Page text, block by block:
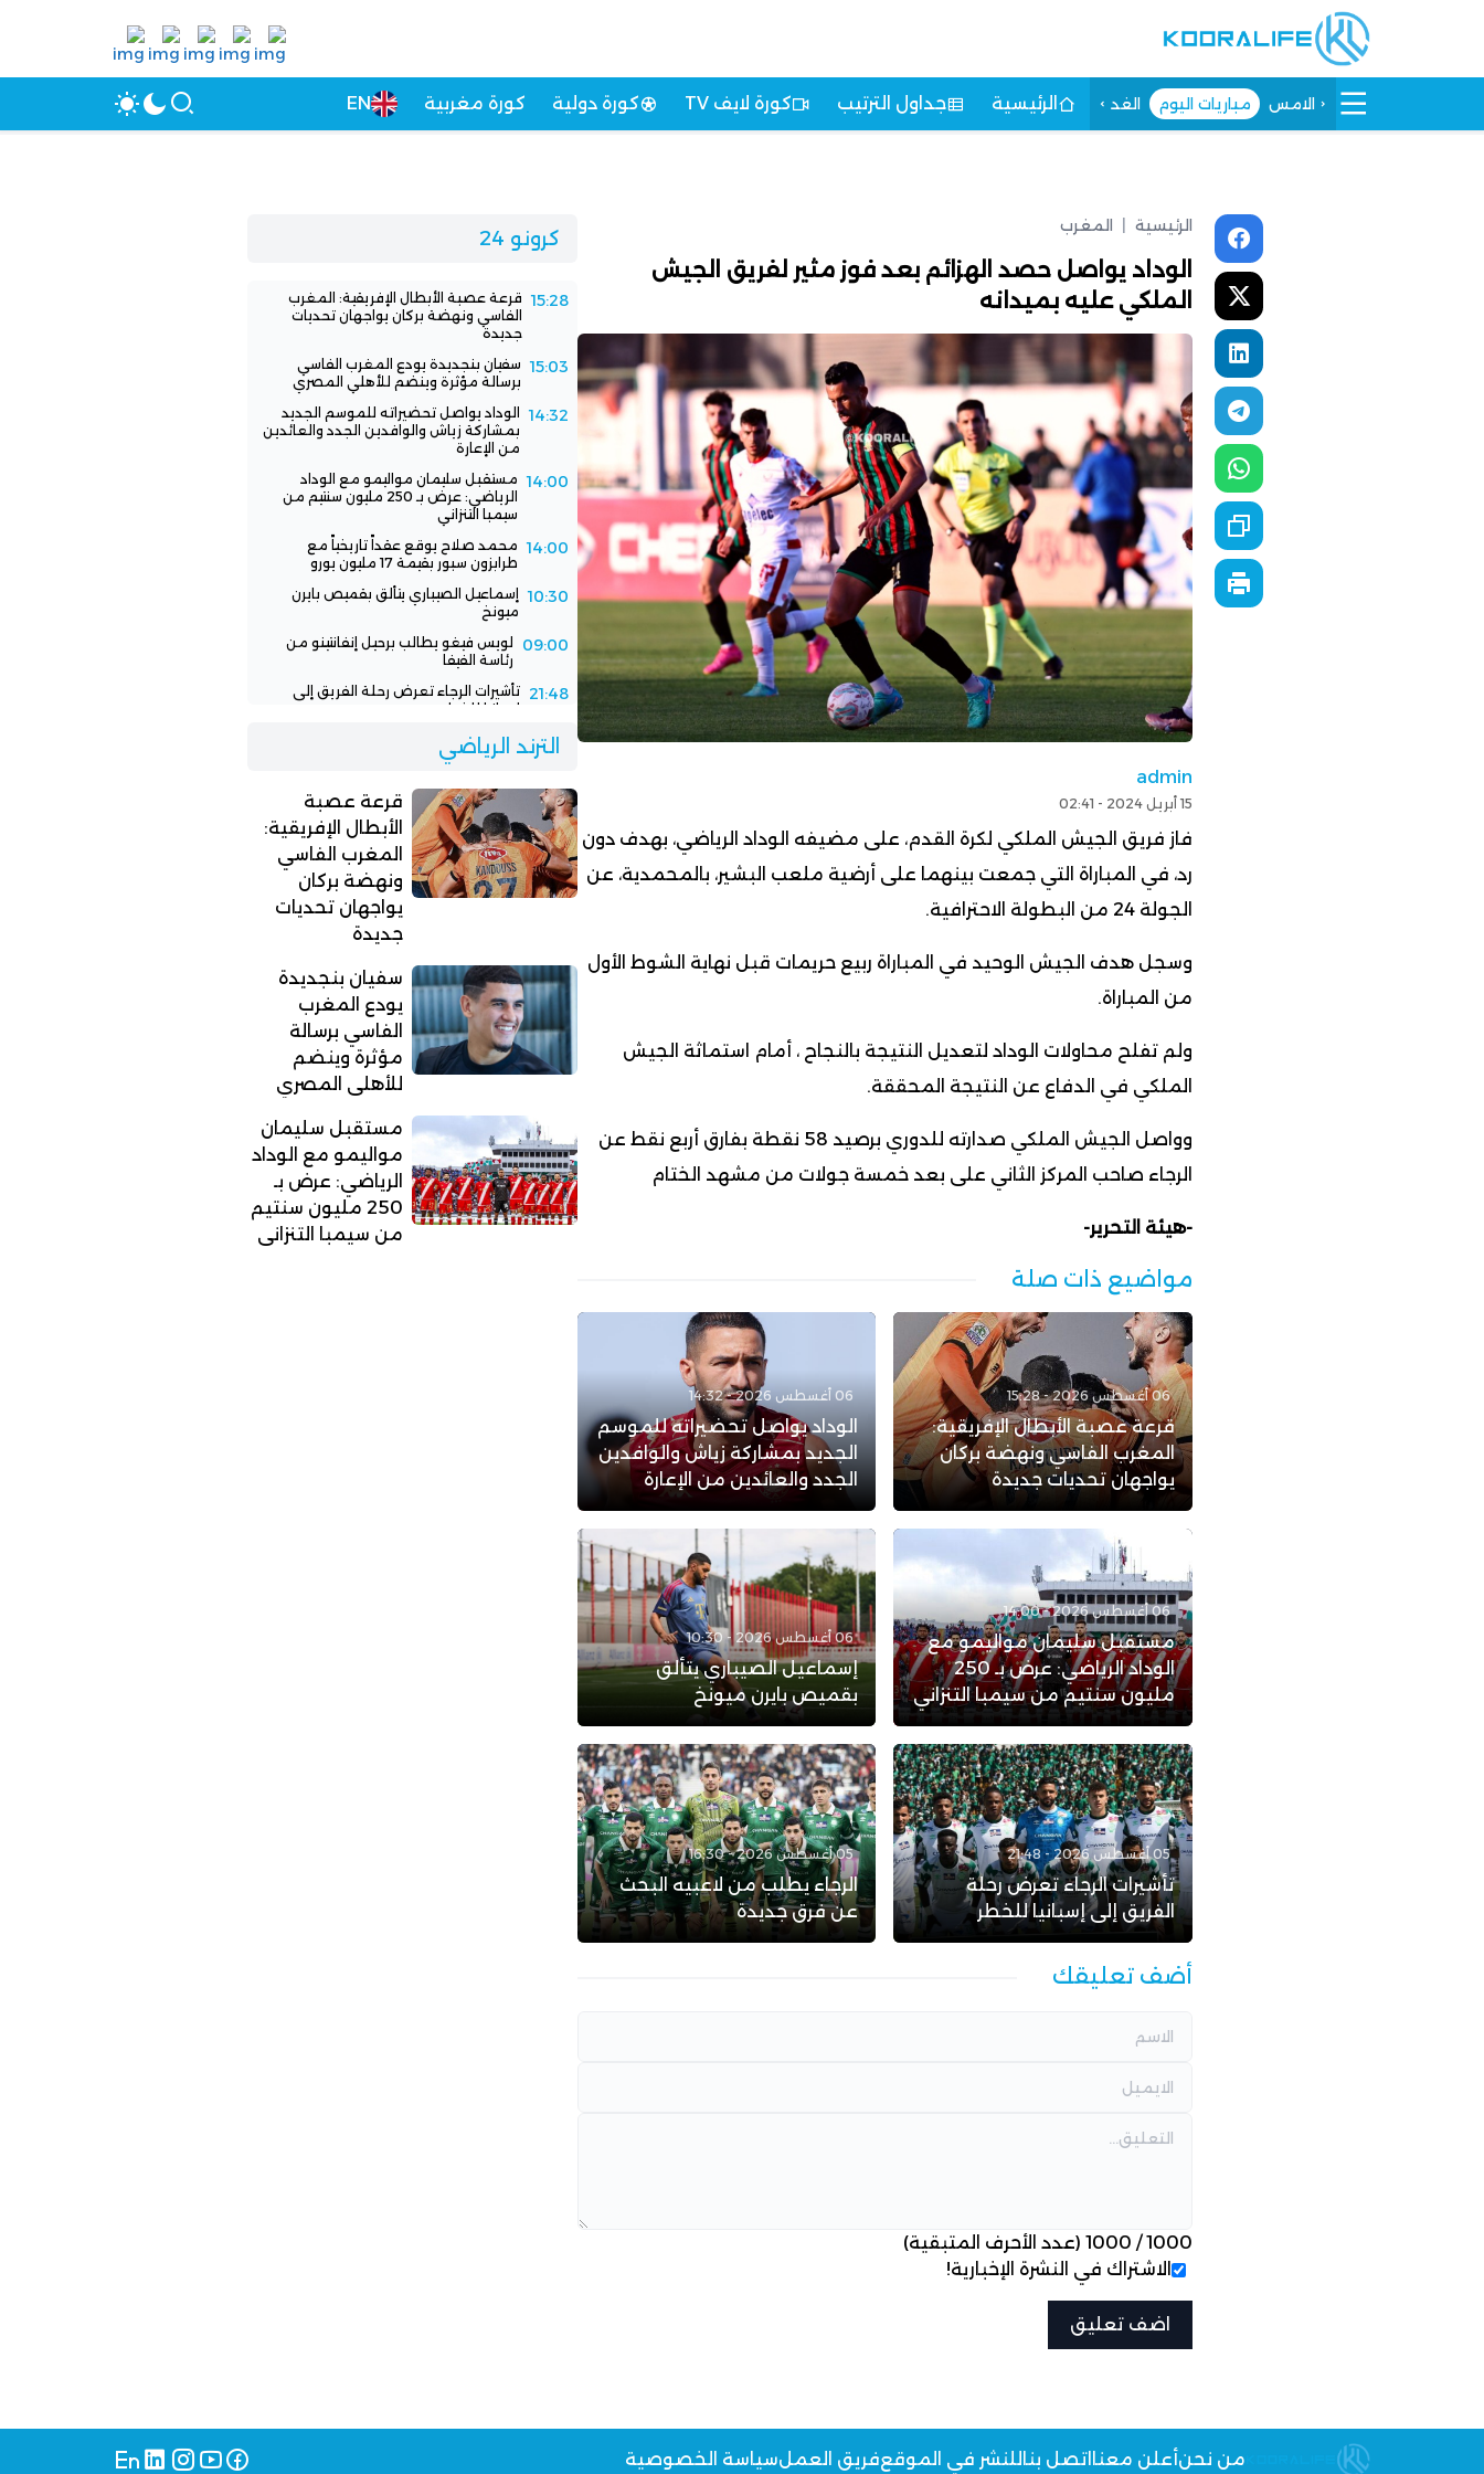
الامس مباريات اليوم الغد الرئيسية جداول الترتيب كورة لايف TV كورة دولية كورة مغربية EN
الرئيسية المغرب
الوداد يواصل حصد الهزائم بعد فوز مثير لفريق الجيش
الملكي عليه بميدانه
admin
15 أبريل 2024 - 02:41
فاز فريق الجيش الملكي لكرة القدم، على مضيفه الوداد الرياضي، بهدف دون
رد، في المباراة التي جمعت بينهما على أرضية ملعب البشير، بالمحمدية، عن
الجولة 24 من البطولة الاحترافية.
وسجل هدف الجيش الوحيد في المباراة ربيع حريمات قبل نهاية الشوط الأول
من المباراة.
ولم تفلح محاولات الوداد لتعديل النتيجة بالنجاح ، أمام استماثة الجيش
الملكي في الدفاع عن النتيجة المحققة.
وواصل الجيش الملكي صدارته للدوري برصيد 58 نقطة بفارق أربع نقط عن
الرجاء صاحب المركز الثاني على بعد خمسة جولات من مشهد الختام
-هيئة التحرير-
مواضيع ذات صلة
06 أغسطس 2026 - 15:28
قرعة عصبة الأبطال الإفريقية:
المغرب الفاسي ونهضة بركان
يواجهان تحديات جديدة
06 أغسطس 2026 - 14:32
الوداد يواصل تحضيراته للموسم
الجديد بمشاركة زياش والوافدين
الجدد والعائدين من الإعارة
06 أغسطس 2026 - 14:00
مستقبل سليمان مواليمو مع
الوداد الرياضي: عرض بـ 250
مليون سنتيم من سيمبا التنزاني
06 أغسطس 2026 - 10:30
إسماعيل الصيباري يتألق
بقميص بايرن ميونخ
05 أغسطس 2026 - 21:48
تأشيرات الرجاء تعرض رحلة
الفريق إلى إسبانيا للخطر
05 أغسطس 2026 - 16:30
الرجاء يطلب من لاعبيه البحث
عن فرق جديدة
أضف تعليقك
1000
/
1000 (عدد الأحرف المتبقية)
الاشتراك في النشرة الإخبارية!
كرونو 24
15:28 قرعة عصبة الأبطال الإفريقية: المغرب
الفاسي ونهضة بركان يواجهان تحديات
جديدة
15:03 سفيان بنجديدة يودع المغرب الفاسي
برسالة مؤثرة وينضم للأهلي المصري
14:32
الوداد يواصل تحضيراته للموسم الجديد
بمشاركة زياش والوافدين الجدد والعائدين
من الإعارة
14:00 مستقبل سليمان مواليمو مع الوداد
الرياضي: عرض بـ 250 مليون سنتيم من
سيمبا التنزاني
14:00 محمد صلاح يوقع عقداً تاريخياً مع
طرابزون سبور بقيمة 17 مليون يورو
10:30
إسماعيل الصيباري يتألق بقميص بايرن
ميونخ
09:00
لويس فيغو يطالب برحيل إنفانتينو من
رئاسة الفيفا
21:48
تأشيرات الرجاء تعرض رحلة الفريق إلى
إسبانيا للخطر
21:00
فيفا تنفي وعود إنفانتينو للمغرب
باستضافة نهائي مونديال 2030
16:30 الرجاء يطلب من لاعبيه البحث عن فرق
جديدة
الترند الرياضي
قرعة عصبة
الأبطال الإفريقية:
المغرب الفاسي
ونهضة بركان
يواجهان تحديات
جديدة
سفيان بنجديدة
يودع المغرب
الفاسي برسالة
مؤثرة وينضم
للأهلي المصري
مستقبل سليمان
مواليمو مع الوداد
الرياضي: عرض بـ
250 مليون سنتيم
من سيمبا التنزاني
من نحنأعلن معنا اتصل بنا للنشر في الموقعفريق العملسياسة الخصوصية